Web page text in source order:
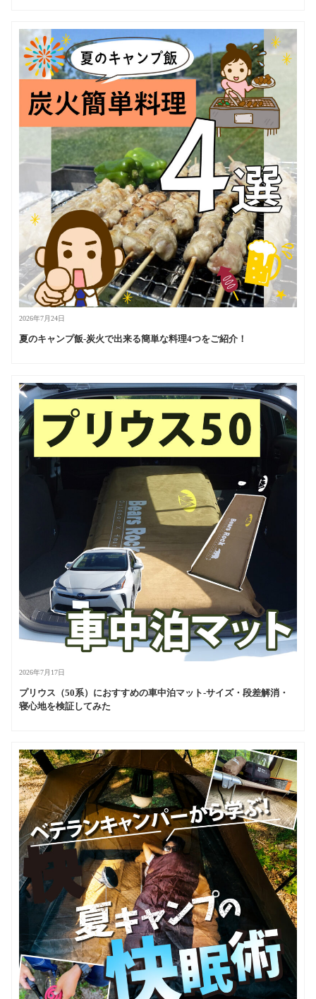
2026年7月24日
夏のキャンプ飯-炭火で出来る簡単な料理4つをご紹介！
2026年7月17日
プリウス（50系）におすすめの車中泊マット-サイズ・段差解消・
寝心地を検証してみた